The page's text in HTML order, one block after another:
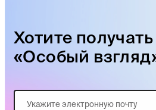
Хотите
«Особый